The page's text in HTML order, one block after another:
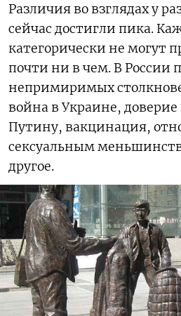
Различия во взглядах у
сейчас достигли пика.
категорически не могут
почти ни в чем. В России
непримиримых
война в Украине,
Путину, вакцинация,
сексуальным
другое.